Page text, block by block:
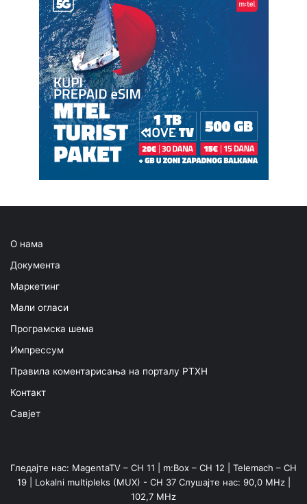
О нама
Документа
Маркетинг
Мали огласи
Програмска шема
Импрессум
Правила коментарисања на порталу РТХН
Контакт
Савјет
Гледајте нас: MagentaTV – CH 11 | m:Box – CH 12 | Telemach – CH
19 | Lokalni multipleks (MUX) - CH 37 Слушајте нас: 90,0 MHz |
102,7 MHz